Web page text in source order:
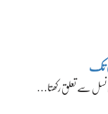
تک
سے تعلق رکھتا…